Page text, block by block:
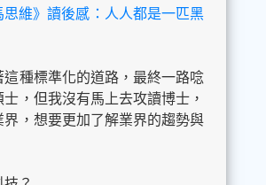
思維》讀後感：人人都是一匹黑
種標準化的道路，最終一路唸
，但我沒有馬上去攻讀博士，
，想要更加了解業界的趨勢與